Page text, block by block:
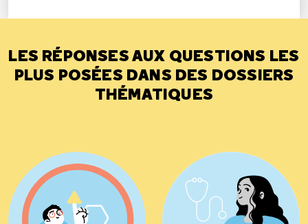
LES RÉPONSES AUX QUESTIONS LES
PLUS POSÉES DANS DES DOSSIERS
THÉMATIQUES